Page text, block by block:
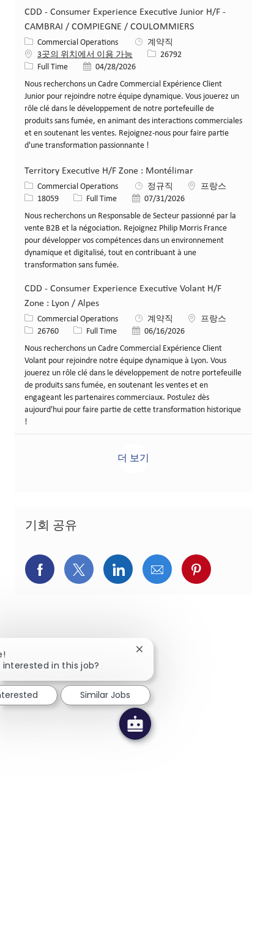
CDD - Consumer Experience Executive Junior H/F -
CAMBRAI / COMPIEGNE / COULOMMIERS
카테고리
Commercial Operations
계약직
3곳의 위치에서 이용 가능
Job ID26792
Job 유형Full Time 게시일04/28/2026
Nous recherchons un Cadre Commercial Expérience Client
Junior pour rejoindre notre équipe dynamique. Vous jouerez un
rôle clé dans le développement de notre portefeuille de
produits sans fumée, en animant des interactions commerciales
et en soutenant les ventes. Rejoignez-nous pour faire partie
d'une transformation passionnante !
Territory Executive H/F Zone : Montélimar
카테고리
Commercial Operations 정규직 위치프랑스
Job ID18059 Job 유형Full Time 게시일07/31/2026
Nous recherchons un Responsable de Secteur passionné par la
vente B2B et la négociation. Rejoignez Philip Morris France
pour développer vos compétences dans un environnement
dynamique et digitalisé, tout en contribuant à une
transformation sans fumée.
CDD - Consumer Experience Executive Volant H/F
Zone : Lyon / Alpes
카테고리
Commercial Operations 계약직 위치프랑스
Job ID26760 Job 유형Full Time 게시일06/16/2026
Nous recherchons un Cadre Commercial Expérience Client
Volant pour rejoindre notre équipe dynamique à Lyon. Vous
jouerez un rôle clé dans le développement de notre portefeuille
de produits sans fumée, en soutenant les ventes et en
engageant les partenaires commerciaux. Postulez dès
aujourd'hui pour faire partie de cette transformation historique
!
더 보기
기회 공유
페이스북을 통해 공유
트위터를 통해 공유
링크드인을 통해 공유
이메일을 통해 공유
핀터레스트
interested in this job?
Close chatbot notification
Similar Jobs